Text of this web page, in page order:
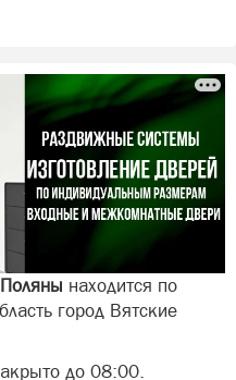
находится по
город Вятские
до 08:00.